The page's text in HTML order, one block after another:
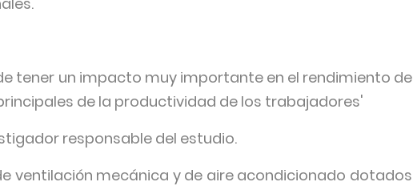
tener un impacto muy importante en el rendimiento de
de la productividad de los trabajadores'
responsable del estudio.
ventilación mecánica y de aire acondicionado dotados